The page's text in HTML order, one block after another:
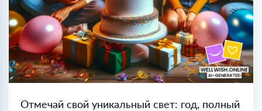
Отмечай свой уникальный свет: год, полный